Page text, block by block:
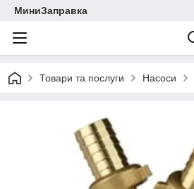
МиниЗаправка
Товари та послуги Насоси